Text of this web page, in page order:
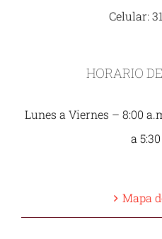
Celular:
HORARIO
Lunes a Viernes – 8:00
a
Mapa